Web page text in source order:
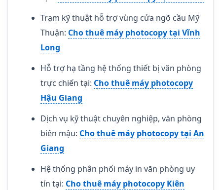
Trạm kỹ thuật hỗ trợ vùng cửa ngõ cầu Mỹ
Thuận: Cho thuê máy photocopy tại Vĩnh
Long
Hỗ trợ hạ tầng hệ thống thiết bị văn phòng
trực chiến tại: Cho thuê máy photocopy
Hậu Giang
Dịch vụ kỹ thuật chuyên nghiệp, văn phòng
biên mậu: Cho thuê máy photocopy tại An
Giang
Hệ thống phân phối máy in văn phòng uy
tín tại: Cho thuê máy photocopy Kiên